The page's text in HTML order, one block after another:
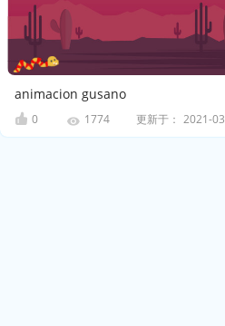
animacion gusano
0 1774 更新于： 2021-